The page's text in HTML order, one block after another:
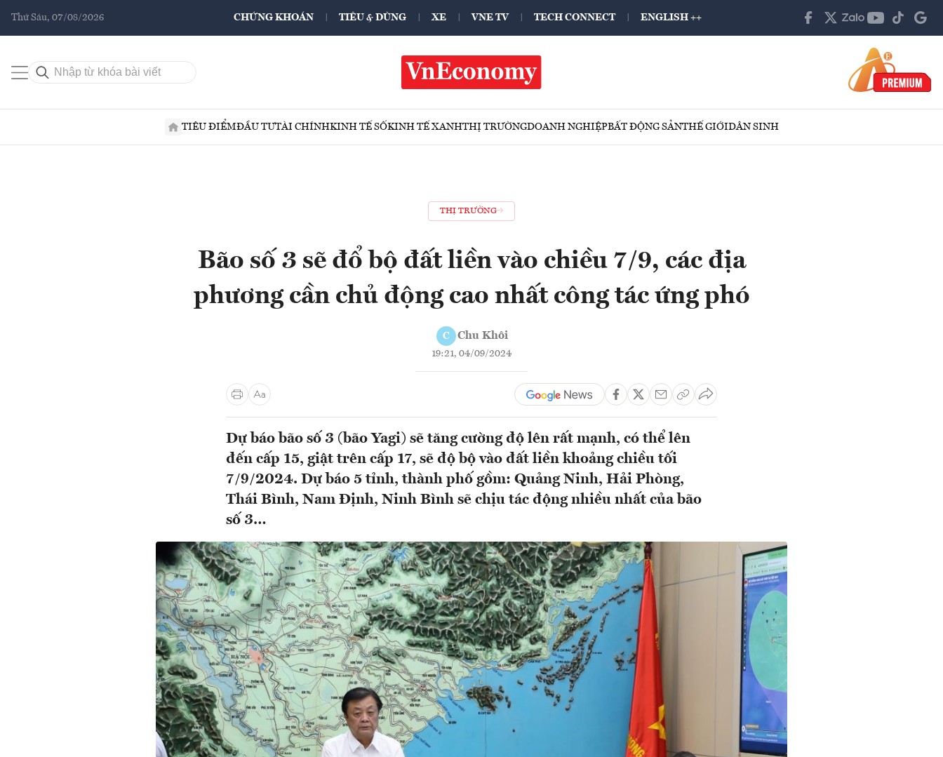
Thứ Sáu, 07/08/2026 CHỨNG KHOÁN TIÊU & DÙNG XE VNE TV TECH CONNECT ENGLISH ++
TIÊU ĐIỂMĐẦU TƯTÀI CHÍNHKINH TẾ SỐKINH TẾ XANHTHỊ TRƯỜNGDOANH NGHIỆPBẤT ĐỘNG SẢNTHẾ GIỚIDÂN SINH
THỊ TRƯỜNG
Bão số 3 sẽ đổ bộ đất liền vào chiều 7/9, các địa
phương cần chủ động cao nhất công tác ứng phó
C Chu Khôi
19:21, 04/09/2024
Dự báo bão số 3 (bão Yagi) sẽ tăng cường độ lên rất mạnh, có thể lên
đến cấp 15, giật trên cấp 17, sẽ độ bộ vào đất liền khoảng chiều tối
7/9/2024. Dự báo 5 tỉnh, thành phố gồm: Quảng Ninh, Hải Phòng,
Thái Bình, Nam Định, Ninh Bình sẽ chịu tác động nhiều nhất của bão
số 3…